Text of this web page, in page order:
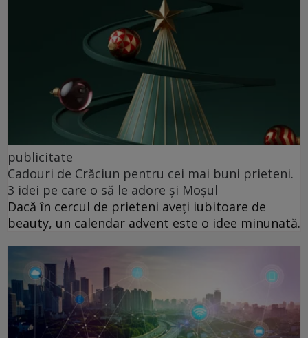
publicitate
Cadouri de Crăciun pentru cei mai buni prieteni.
3 idei pe care o să le adore și Moșul
Dacă în cercul de prieteni aveți iubitoare de
beauty, un calendar advent este o idee minunată.